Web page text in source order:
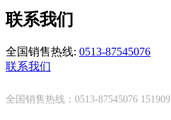
联系我们
全国销售热线: 0513-87545076
联系我们
全国销售热线：0513-87545076